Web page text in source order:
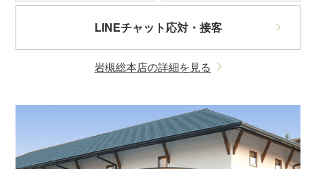
LINEチャット応対・接客
岩槻総本店の詳細を見る